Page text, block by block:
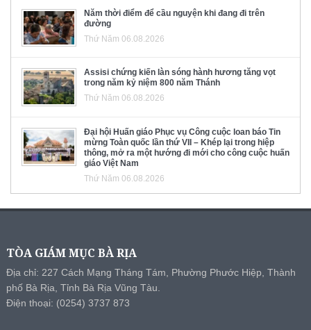
Năm thời điểm để cầu nguyện khi đang đi trên
đường
Thứ Năm 06.08.2026
Assisi chứng kiến làn sóng hành hương tăng vọt
trong năm kỷ niệm 800 năm Thánh
Thứ Năm 06.08.2026
Đại hội Huấn giáo Phục vụ Công cuộc loan báo Tin
mừng Toàn quốc lần thứ VII – Khép lại trong hiệp
thông, mở ra một hướng đi mới cho công cuộc huấn
giáo Việt Nam
Thứ Năm 06.08.2026
TÒA GIÁM MỤC BÀ RỊA
Địa chỉ: 227 Cách Mạng Tháng Tám, Phường Phước Hiệp, Thành
phố Bà Rịa, Tỉnh Bà Rịa Vũng Tàu.
Điện thoại: (0254) 3737 873